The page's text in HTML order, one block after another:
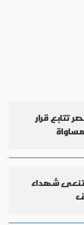
تتابع قرار
تنعى شهداء